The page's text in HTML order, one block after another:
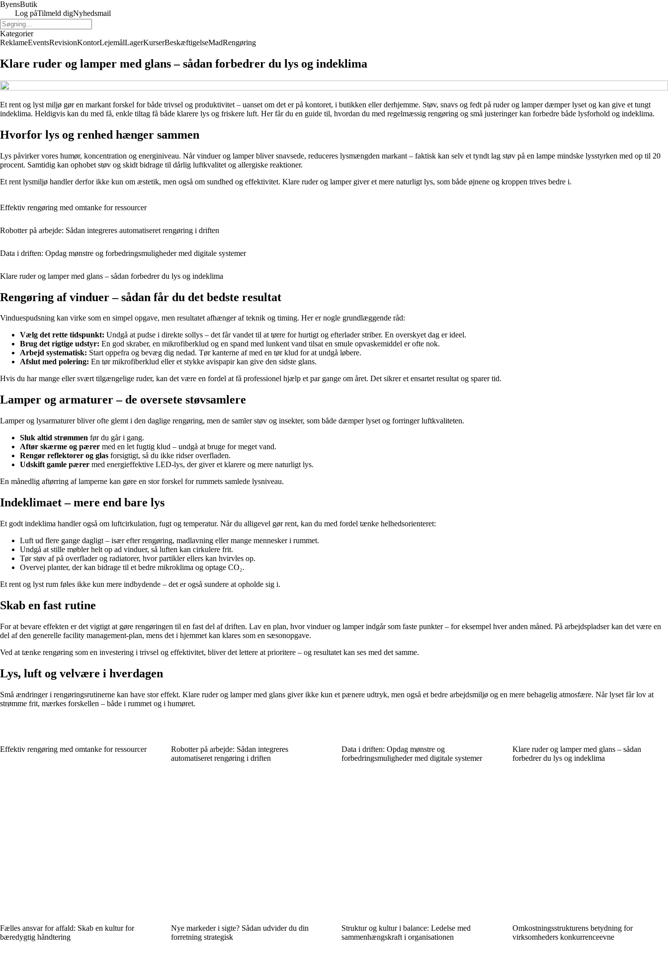
ByensButik
Log påTilmeld digNyhedsmail
Kategorier
ReklameEventsRevisionKontorLejemålLagerKurserBeskæftigelseMadRengøring
Klare ruder og lamper med glans – sådan forbedrer du lys og indeklima
Et rent og lyst miljø gør en markant forskel for både trivsel og produktivitet – uanset om det er på kontoret, i butikken eller derhjemme. Støv, snavs og fedt på ruder og lamper dæmper lyset og kan give et tungt
indeklima. Heldigvis kan du med få, enkle tiltag få både klarere lys og friskere luft. Her får du en guide til, hvordan du med regelmæssig rengøring og små justeringer kan forbedre både lysforhold og indeklima.
Hvorfor lys og renhed hænger sammen
Lys påvirker vores humør, koncentration og energiniveau. Når vinduer og lamper bliver snavsede, reduceres lysmængden markant – faktisk kan selv et tyndt lag støv på en lampe mindske lysstyrken med op til 20
procent. Samtidig kan ophobet støv og skidt bidrage til dårlig luftkvalitet og allergiske reaktioner.
Et rent lysmiljø handler derfor ikke kun om æstetik, men også om sundhed og effektivitet. Klare ruder og lamper giver et mere naturligt lys, som både øjnene og kroppen trives bedre i.
Effektiv rengøring med omtanke for ressourcer
Robotter på arbejde: Sådan integreres automatiseret rengøring i driften
Data i driften: Opdag mønstre og forbedringsmuligheder med digitale systemer
Klare ruder og lamper med glans – sådan forbedrer du lys og indeklima
Rengøring af vinduer – sådan får du det bedste resultat
Vinduespudsning kan virke som en simpel opgave, men resultatet afhænger af teknik og timing. Her er nogle grundlæggende råd:
Vælg det rette tidspunkt: Undgå at pudse i direkte sollys – det får vandet til at tørre for hurtigt og efterlader striber. En overskyet dag er ideel.
Brug det rigtige udstyr: En god skraber, en mikrofiberklud og en spand med lunkent vand tilsat en smule opvaskemiddel er ofte nok.
Arbejd systematisk: Start oppefra og bevæg dig nedad. Tør kanterne af med en tør klud for at undgå løbere.
Afslut med polering: En tør mikrofiberklud eller et stykke avispapir kan give den sidste glans.
Hvis du har mange eller svært tilgængelige ruder, kan det være en fordel at få professionel hjælp et par gange om året. Det sikrer et ensartet resultat og sparer tid.
Lamper og armaturer – de oversete støvsamlere
Lamper og lysarmaturer bliver ofte glemt i den daglige rengøring, men de samler støv og insekter, som både dæmper lyset og forringer luftkvaliteten.
Sluk altid strømmen før du går i gang.
Aftør skærme og pærer med en let fugtig klud – undgå at bruge for meget vand.
Rengør reflektorer og glas forsigtigt, så du ikke ridser overfladen.
Udskift gamle pærer med energieffektive LED-lys, der giver et klarere og mere naturligt lys.
En månedlig aftørring af lamperne kan gøre en stor forskel for rummets samlede lysniveau.
Indeklimaet – mere end bare lys
Et godt indeklima handler også om luftcirkulation, fugt og temperatur. Når du alligevel gør rent, kan du med fordel tænke helhedsorienteret:
Luft ud flere gange dagligt – især efter rengøring, madlavning eller mange mennesker i rummet.
Undgå at stille møbler helt op ad vinduer, så luften kan cirkulere frit.
Tør støv af på overflader og radiatorer, hvor partikler ellers kan hvirvles op.
Overvej planter, der kan bidrage til et bedre mikroklima og optage CO₂.
Et rent og lyst rum føles ikke kun mere indbydende – det er også sundere at opholde sig i.
Skab en fast rutine
For at bevare effekten er det vigtigt at gøre rengøringen til en fast del af driften. Lav en plan, hvor vinduer og lamper indgår som faste punkter – for eksempel hver anden måned. På arbejdspladser kan det være en
del af den generelle facility management-plan, mens det i hjemmet kan klares som en sæsonopgave.
Ved at tænke rengøring som en investering i trivsel og effektivitet, bliver det lettere at prioritere – og resultatet kan ses med det samme.
Lys, luft og velvære i hverdagen
Små ændringer i rengøringsrutinerne kan have stor effekt. Klare ruder og lamper med glans giver ikke kun et pænere udtryk, men også et bedre arbejdsmiljø og en mere behagelig atmosfære. Når lyset får lov at
strømme frit, mærkes forskellen – både i rummet og i humøret.
Effektiv rengøring med omtanke for ressourcer
Robotter på arbejde: Sådan integreres
automatiseret rengøring i driften
Data i driften: Opdag mønstre og
forbedringsmuligheder med digitale systemer
Klare ruder og lamper med glans – sådan
forbedrer du lys og indeklima
Fælles ansvar for affald: Skab en kultur for
bæredygtig håndtering
Nye markeder i sigte? Sådan udvider du din
forretning strategisk
Struktur og kultur i balance: Ledelse med
sammenhængskraft i organisationen
Omkostningsstrukturens betydning for
virksomheders konkurrenceevne